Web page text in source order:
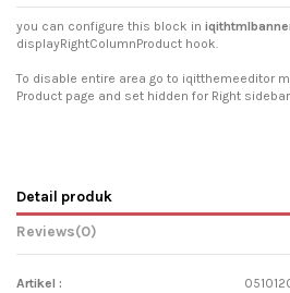
you can configure this block in
displayRightColumnProduct hook.
To disable entire area go to iqitthemeeditor
Product page and set hidden for Right
Detail produk
Reviews(0)
Artikel :